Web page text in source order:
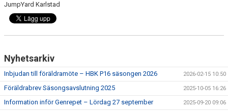
JumpYard Karlstad
Nyhetsarkiv
Inbjudan till föräldramöte – HBK P16 säsongen 2026 2026-02-15 10:50
Föräldrabrev Säsongsavslutning 2025 2025-10-05 16:26
Information inför Genrepet – Lördag 27 september 2025-09-20 09:06